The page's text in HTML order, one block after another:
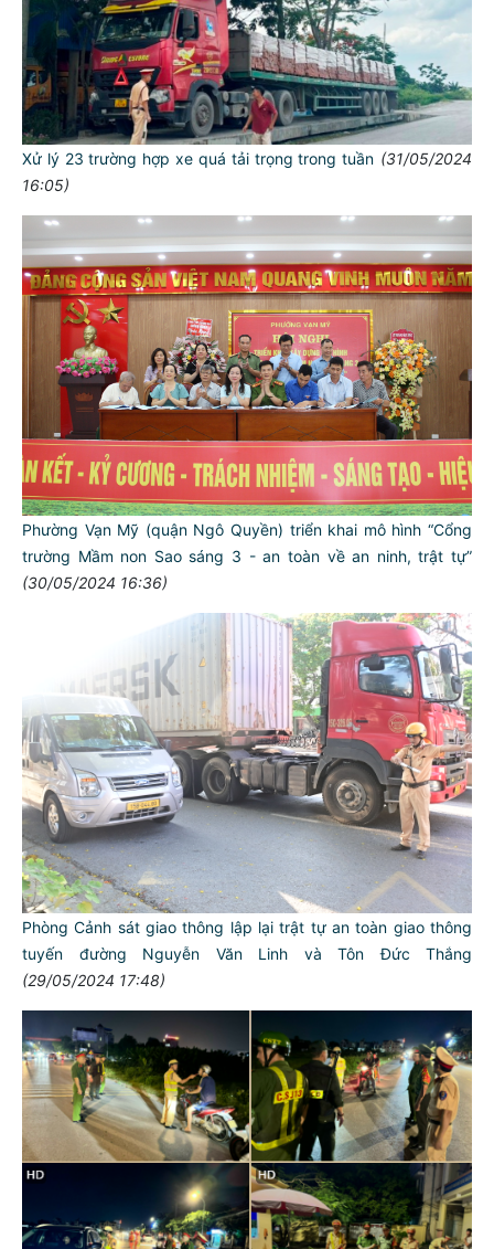
Xử lý 23 trường hợp xe quá tải trọng trong tuần (31/05/2024
16:05)
Phường Vạn Mỹ (quận Ngô Quyền) triển khai mô hình “Cổng
trường Mầm non Sao sáng 3 - an toàn về an ninh, trật tự”
(30/05/2024 16:36)
Phòng Cảnh sát giao thông lập lại trật tự an toàn giao thông
tuyến đường Nguyễn Văn Linh và Tôn Đức Thắng
(29/05/2024 17:48)